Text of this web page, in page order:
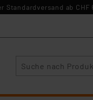
Standardversand ab CHF